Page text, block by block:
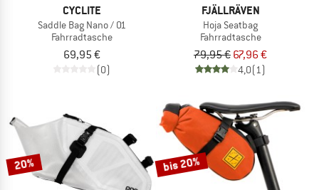
CYCLITE
Saddle Bag Nano / 01
Fahrradtasche
69,95 €
(0)
FJÄLLRÄVEN
Hoja Seatbag
Fahrradtasche
79,95 € 67,96 €
4,0(1)
20% bis 20%